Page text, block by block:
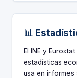
📊
El INE y
estadísticas
usa en informes